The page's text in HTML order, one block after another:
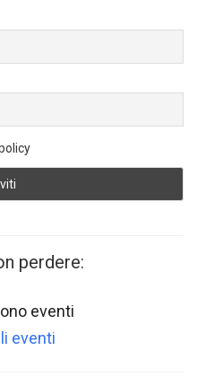
perdere:
eventi
eventi